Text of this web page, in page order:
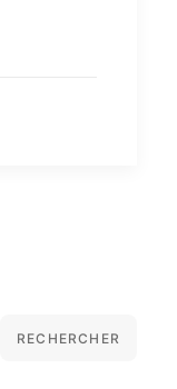
RECHERCHER